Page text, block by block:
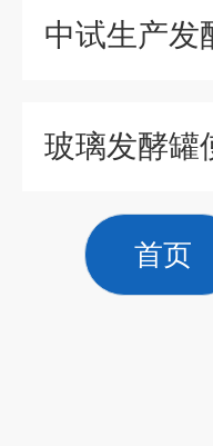
中试生产发
玻璃发酵罐
首页